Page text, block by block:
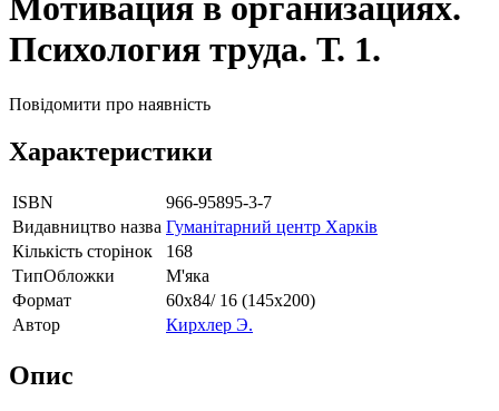
Мотивация в организациях.
Психология труда. Т. 1.
Повідомити про наявність
Характеристики
ISBN
966-95895-3-7
Видавництво назва Гуманітарний центр Харків
Кількість сторінок
168
ТипОбложки
М'яка
Формат
60х84/ 16 (145х200)
Автор
Кирхлер Э.
Опис